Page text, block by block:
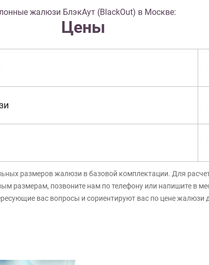
жалюзи БлэкАут (BlackOut) в Москве:
Цены
размеров жалюзи в базовой комплектации. Для
размерам, позвоните нам по телефону или напишите в
вас вопросы и сориентируют вас по цене жалюзи